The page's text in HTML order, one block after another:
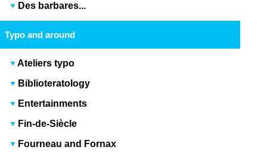
Des barbares...
Typo and around
Ateliers typo
Biblioteratology
Entertainments
Fin-de-Siècle
Fourneau and Fornax